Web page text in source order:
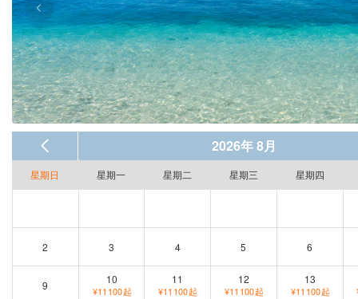
2026年 8月
星期日 星期一 星期二 星期三 星期四
2 3 4 5 6
9 10
¥11100起
11
¥11100起
12
¥11100起
13
¥11100起